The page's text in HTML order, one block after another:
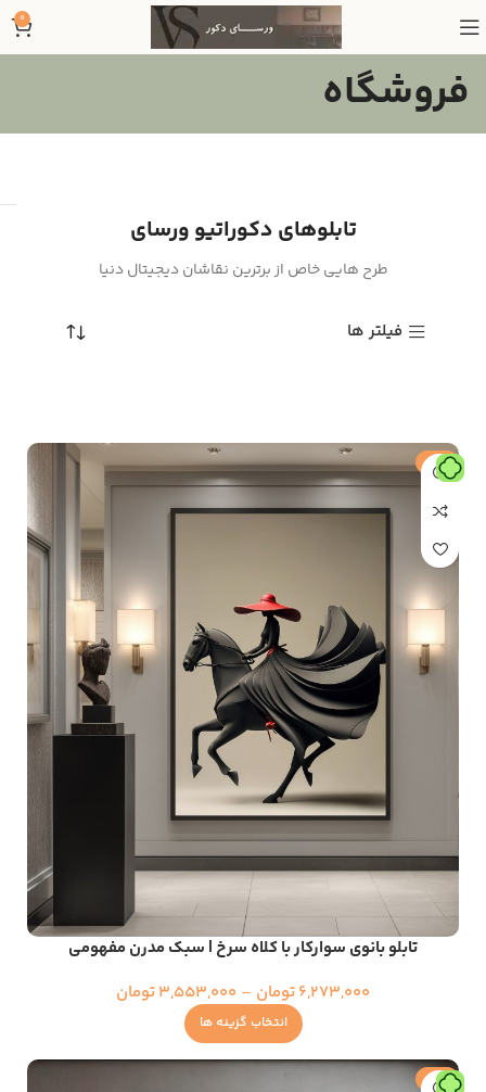
0
فروشگاه
تابلوهای دکوراتیو ورسای
طرح هایی خاص از برترین نقاشان دیجیتال دنیا
فیلتر ها
حراج
تابلو بانوی سوارکار با کلاه سرخ | سبک مدرن مفهومی
6,273,000تومان –
3,553,000تومان
انتخاب گزینه ها
حراج